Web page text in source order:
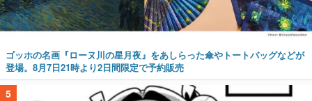
ゴッホの名画『ローヌ川の星月夜』をあしらった傘やトートバッグなどが
登場。8月7日21時より2日間限定で予約販売
5